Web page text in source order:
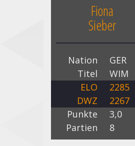
Fiona
Sieber
Nation
GER
Titel
WIM
ELO
2285
DWZ
2267
Punkte
3,0
Partien
8